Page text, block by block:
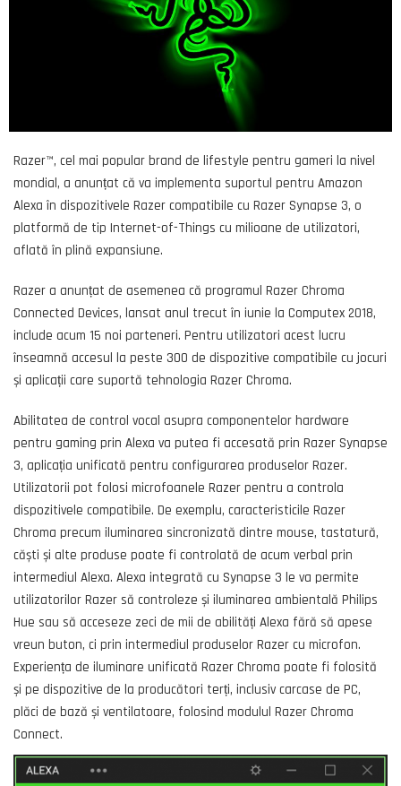
Razer™, cel mai popular brand de lifestyle pentru gameri la nivel
mondial, a anunțat că va implementa suportul pentru Amazon
Alexa în dispozitivele Razer compatibile cu Razer Synapse 3, o
platformă de tip Internet-of-Things cu milioane de utilizatori,
aflată în plină expansiune.
Razer a anunțat de asemenea că programul Razer Chroma
Connected Devices, lansat anul trecut în iunie la Computex 2018,
include acum 15 noi parteneri. Pentru utilizatori acest lucru
înseamnă accesul la peste 300 de dispozitive compatibile cu jocuri
și aplicații care suportă tehnologia Razer Chroma.
Abilitatea de control vocal asupra componentelor hardware
pentru gaming prin Alexa va putea fi accesată prin Razer Synapse
3, aplicația unificată pentru configurarea produselor Razer.
Utilizatorii pot folosi microfoanele Razer pentru a controla
dispozitivele compatibile. De exemplu, caracteristicile Razer
Chroma precum iluminarea sincronizată dintre mouse, tastatură,
căști și alte produse poate fi controlată de acum verbal prin
intermediul Alexa. Alexa integrată cu Synapse 3 le va permite
utilizatorilor Razer să controleze și iluminarea ambientală Philips
Hue sau să acceseze zeci de mii de abilități Alexa fără să apese
vreun buton, ci prin intermediul produselor Razer cu microfon.
Experiența de iluminare unificată Razer Chroma poate fi folosită
și pe dispozitive de la producători terți, inclusiv carcase de PC,
plăci de bază și ventilatoare, folosind modulul Razer Chroma
Connect.